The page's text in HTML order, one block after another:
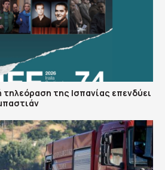
τηλεόραση της Ισπανίας επενδύει